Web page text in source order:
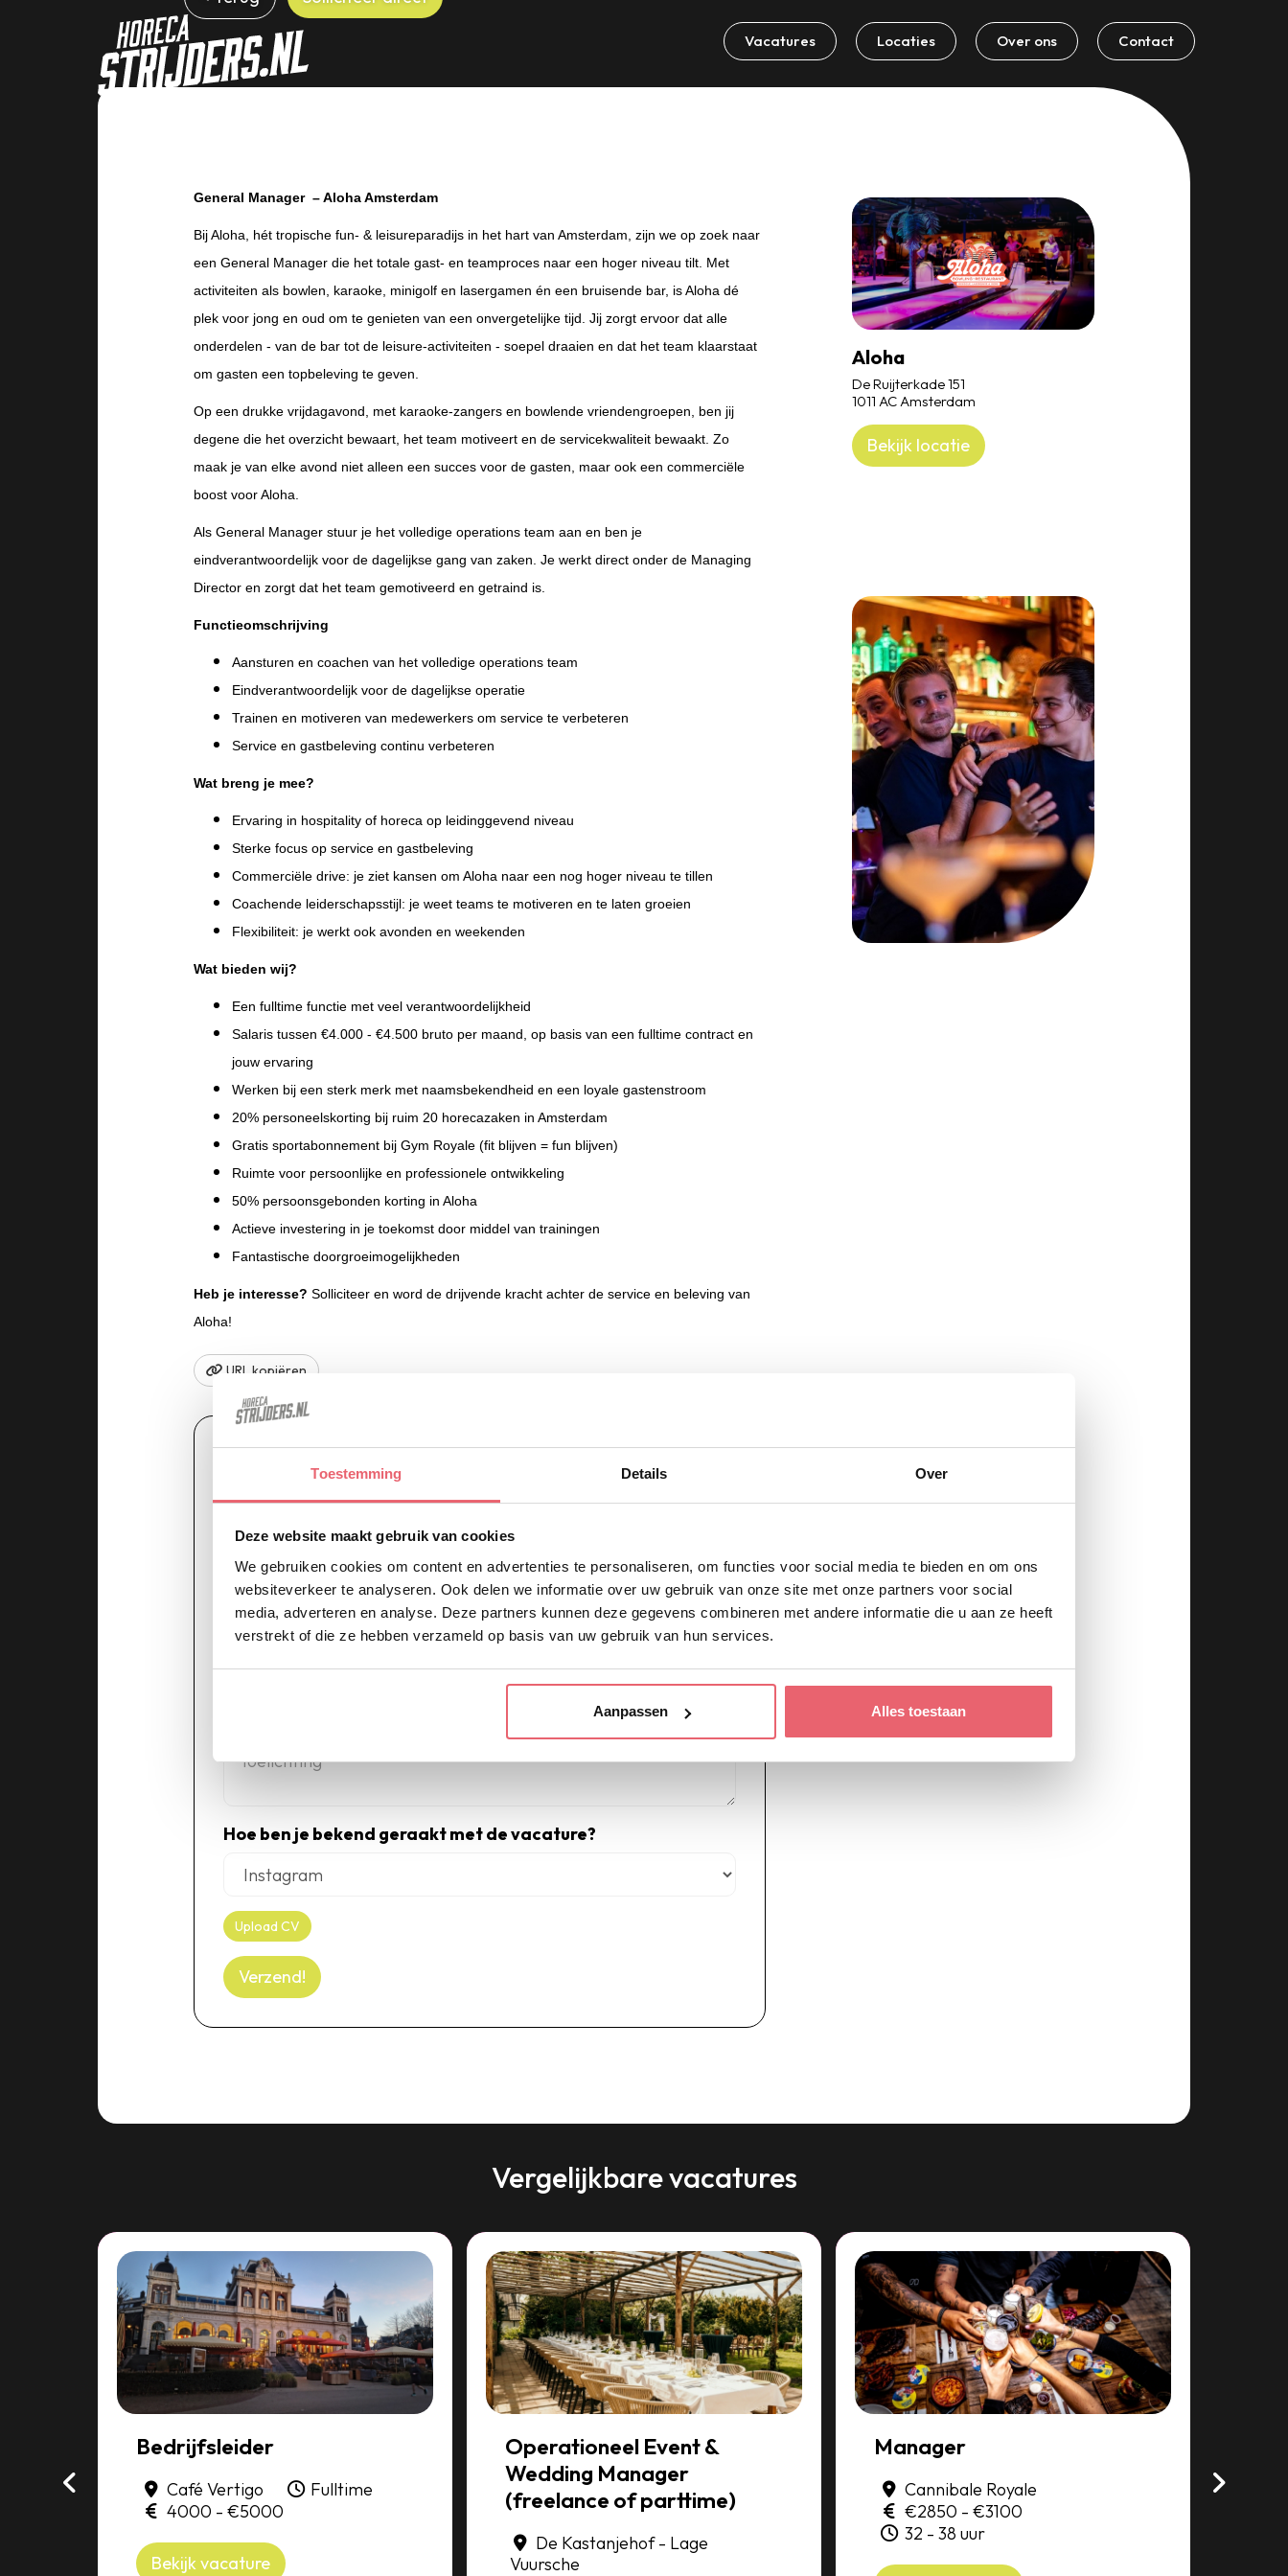
Toestemming Details Over
Deze website maakt gebruik van cookies
We gebruiken cookies om content en advertenties te personaliseren, om functies voor social media te bieden en om ons
websiteverkeer te analyseren. Ook delen we informatie over uw gebruik van onze site met onze partners voor social
media, adverteren en analyse. Deze partners kunnen deze gegevens combineren met andere informatie die u aan ze heeft
verstrekt of die ze hebben verzameld op basis van uw gebruik van hun services.
Aanpassen Alles toestaan
Vacatures Locaties Over ons Contact
General Manager – Aloha Amsterdam
Bij Aloha, hét tropische fun- & leisureparadijs in het hart van Amsterdam, zijn we op zoek naar
een General Manager die het totale gast- en teamproces naar een hoger niveau tilt. Met
activiteiten als bowlen, karaoke, minigolf en lasergamen én een bruisende bar, is Aloha dé
plek voor jong en oud om te genieten van een onvergetelijke tijd. Jij zorgt ervoor dat alle
onderdelen - van de bar tot de leisure-activiteiten - soepel draaien en dat het team klaarstaat
om gasten een topbeleving te geven.
Op een drukke vrijdagavond, met karaoke-zangers en bowlende vriendengroepen, ben jij
degene die het overzicht bewaart, het team motiveert en de servicekwaliteit bewaakt. Zo
maak je van elke avond niet alleen een succes voor de gasten, maar ook een commerciële
boost voor Aloha.
Als General Manager stuur je het volledige operations team aan en ben je
eindverantwoordelijk voor de dagelijkse gang van zaken. Je werkt direct onder de Managing
Director en zorgt dat het team gemotiveerd en getraind is.
Functieomschrijving
Aansturen en coachen van het volledige operations team
Eindverantwoordelijk voor de dagelijkse operatie
Trainen en motiveren van medewerkers om service te verbeteren
Service en gastbeleving continu verbeteren
Wat breng je mee?
Ervaring in hospitality of horeca op leidinggevend niveau
Sterke focus op service en gastbeleving
Commerciële drive: je ziet kansen om Aloha naar een nog hoger niveau te tillen
Coachende leiderschapsstijl: je weet teams te motiveren en te laten groeien
Flexibiliteit: je werkt ook avonden en weekenden
Wat bieden wij?
Een fulltime functie met veel verantwoordelijkheid
Salaris tussen €4.000 - €4.500 bruto per maand, op basis van een fulltime contract en
jouw ervaring
Werken bij een sterk merk met naamsbekendheid en een loyale gastenstroom
20% personeelskorting bij ruim 20 horecazaken in Amsterdam
Gratis sportabonnement bij Gym Royale (fit blijven = fun blijven)
Ruimte voor persoonlijke en professionele ontwikkeling
⁠⁠50% persoonsgebonden korting in Aloha
Actieve investering in je toekomst door middel van trainingen
Fantastische doorgroeimogelijkheden
Heb je interesse? Solliciteer en word de drijvende kracht achter de service en beleving van
Aloha!
URL kopiëren
Solliciteer nu!
Vul het onderstaande formulier in om direct te solliciteren!
Voornaam
Achternaam
Telefoonnummer E-mailadres
Hoe ben je bekend geraakt met de vacature?
Upload CV
Verzend!
Aloha
De Ruijterkade 151
1011 AC Amsterdam
Bekijk locatie
Vergelijkbare vacatures
Bedrijfsleider
Café Vertigo
Fulltime
4000 - €5000
Bekijk vacature
Operationeel Event &
Wedding Manager
(freelance of parttime)
De Kastanjehof - Lage
Vuursche
Manager
Cannibale Royale
€2850 - €3100
32 - 38 uur